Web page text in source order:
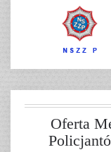
Oferta